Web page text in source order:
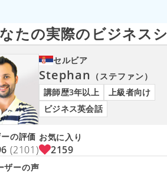
たの実際のビジネス
セルビア
Stephan （ステファン）
講師歴3年以上
上級者向け
ビジネス英会話
の評価
(2101)
お気に入り
2159
ザーの声